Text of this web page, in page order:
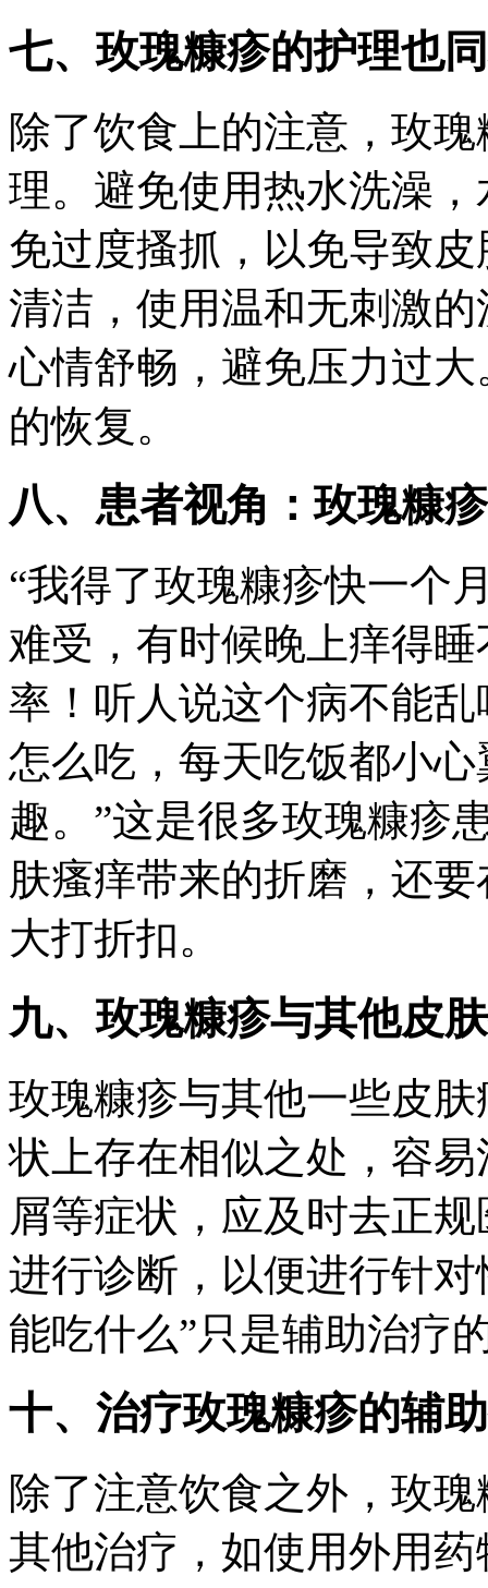
七、玫瑰糠疹的护理也
除了饮食上的注意，玫
理。避免使用热水洗澡
免过度搔抓，以免导致
清洁，使用温和无刺激
心情舒畅，避免压力过
的恢复。
八、患者视角：玫瑰糠
“我得了玫瑰糠疹快一个
难受，有时候晚上痒得
率！听人说这个病不能
怎么吃，每天吃饭都小
趣。”这是很多玫瑰糠疹
肤瘙痒带来的折磨，还
大打折扣。
九、玫瑰糠疹与其他皮
玫瑰糠疹与其他一些皮
状上存在相似之处，容
屑等症状，应及时去正
进行诊断，以便进行针
能吃什么”只是辅助治疗
十、治疗玫瑰糠疹的辅
除了注意饮食之外，玫
其他治疗，如使用外用